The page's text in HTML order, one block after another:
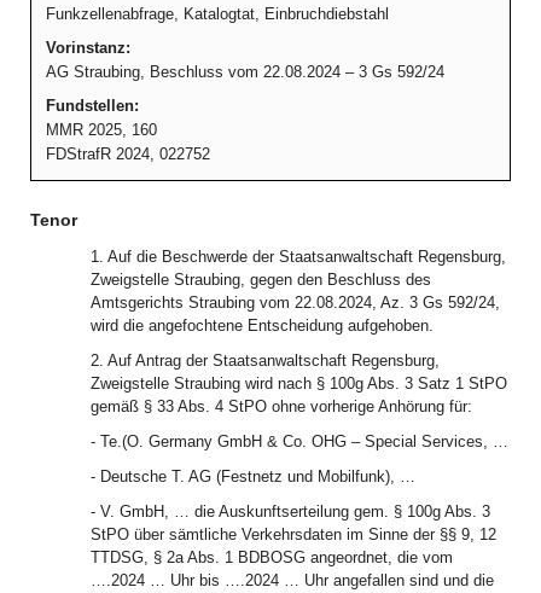
Funkzellenabfrage, Katalogtat, Einbruchdiebstahl
Vorinstanz:
AG Straubing, Beschluss vom 22.08.2024 – 3 Gs 592/24
Fundstellen:
MMR 2025, 160
FDStrafR 2024, 022752
Tenor
1. Auf die Beschwerde der Staatsanwaltschaft Regensburg,
Zweigstelle Straubing, gegen den Beschluss des
Amtsgerichts Straubing vom 22.08.2024, Az. 3 Gs 592/24,
wird die angefochtene Entscheidung aufgehoben.
2. Auf Antrag der Staatsanwaltschaft Regensburg,
Zweigstelle Straubing wird nach § 100g Abs. 3 Satz 1 StPO
gemäß § 33 Abs. 4 StPO ohne vorherige Anhörung für:
- Te.(O. Germany GmbH & Co. OHG – Special Services, …
- Deutsche T. AG (Festnetz und Mobilfunk), …
- V. GmbH, … die Auskunftserteilung gem. § 100g Abs. 3
StPO über sämtliche Verkehrsdaten im Sinne der §§ 9, 12
TTDSG, § 2a Abs. 1 BDBOSG angeordnet, die vom
….2024 … Uhr bis ….2024 … Uhr angefallen sind und die